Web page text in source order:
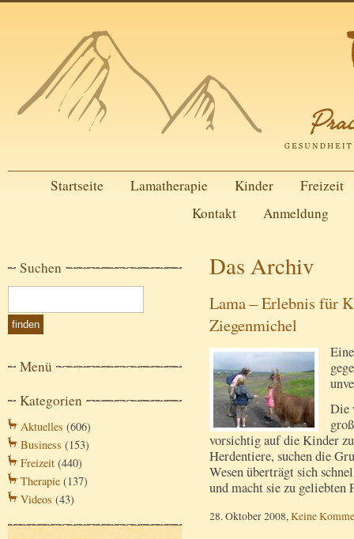
Startseite Lamatherapie Kinder
Freizeit
Kontakt
Anmeldung
Suchen
Menü
Kategorien
Aktuelles (606)
Business (153)
Freizeit (440)
Therapie (137)
Videos (43)
Das Archiv
Lama – Erlebnis für
Ziegenmichel
Die
vorsichtig auf die Kinder
Herdentiere, suchen die
Wesen überträgt sich
und macht sie zu geliebten
28. Oktober 2008, Keine